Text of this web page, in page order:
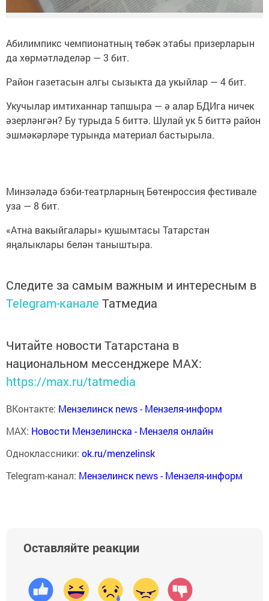
Абилимпикс чемпионатның төбәк этабы призерларын
да хөрмәтләделәр — 3 бит.
Район газетасын алгы сызыкта да укыйлар — 4 бит.
Укучылар имтиханнар тапшыра — ә алар БДИга ничек
әзерләнгән? Бу турыда 5 биттә. Шулай ук 5 биттә район
эшмәкәрләре турында материал бастырыла.
Минзәләдә бэби-театрларның Бөтенроссия фестивале
уза — 8 бит.
«Атна вакыйгалары» кушымтасы Татарстан
яңалыклары белән таныштыра.
Следите за самым важным и интересным в
Telegram-канале Татмедиа
Читайте новости Татарстана в
национальном мессенджере MАХ:
https://max.ru/tatmedia
ВКонтакте: Мензелинск news - Мензеля-информ
MAX: Новости Мензелинска - Мензеля онлайн
Одноклассники: ok.ru/menzelinsk
Telegram-канал: Мензелинск news - Мензеля-информ
Оставляйте реакции